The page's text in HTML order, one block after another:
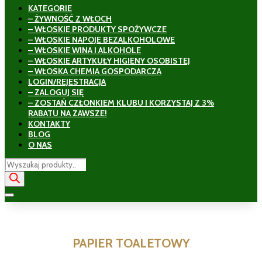
KATEGORIE
– ŻYWNOŚĆ Z WŁOCH
– WŁOSKIE PRODUKTY SPOŻYWCZE
– WŁOSKIE NAPOJE BEZALKOHOLOWE
– WŁOSKIE WINA I ALKOHOLE
– WŁOSKIE ARTYKUŁY HIGIENY OSOBISTEJ
– WŁOSKA CHEMIA GOSPODARCZA
LOGIN/REJESTRACJA
– ZALOGUJ SIĘ
– ZOSTAŃ CZŁONKIEM KLUBU I KORZYSTAJ Z 3%
RABATU NA ZAWSZE!
KONTAKTY
BLOG
O NAS
Wyszukiwarka
produktów
PAPIER TOALETOWY